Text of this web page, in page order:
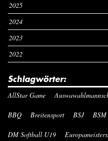
2025
2024
2023
2022
Schlagwörter:
AllStar Game
BBQ Breitensport BSJ BSM
DM Softball U19